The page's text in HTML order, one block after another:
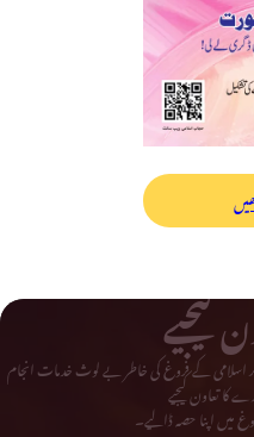
کیجیے
اسلامی کے فروغ کی خاطر بے لوث خدمات انجام
تعاون کیجیے
میں اپنا حصہ ڈالیے۔